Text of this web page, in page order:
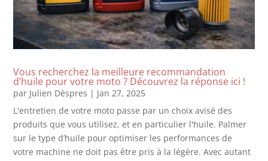
Vous recherchez la meilleure recommandation
d’huile pour votre moto ? Découvrez la réponse ici !
par Julien Dèspres | Jan 27, 2025
L'entretien de votre moto passe par un choix avisé des
produits que vous utilisez, et en particulier l'huile. Palmer
sur le type d’huile pour optimiser les performances de
votre machine ne doit pas être pris à la légère. Avec autant